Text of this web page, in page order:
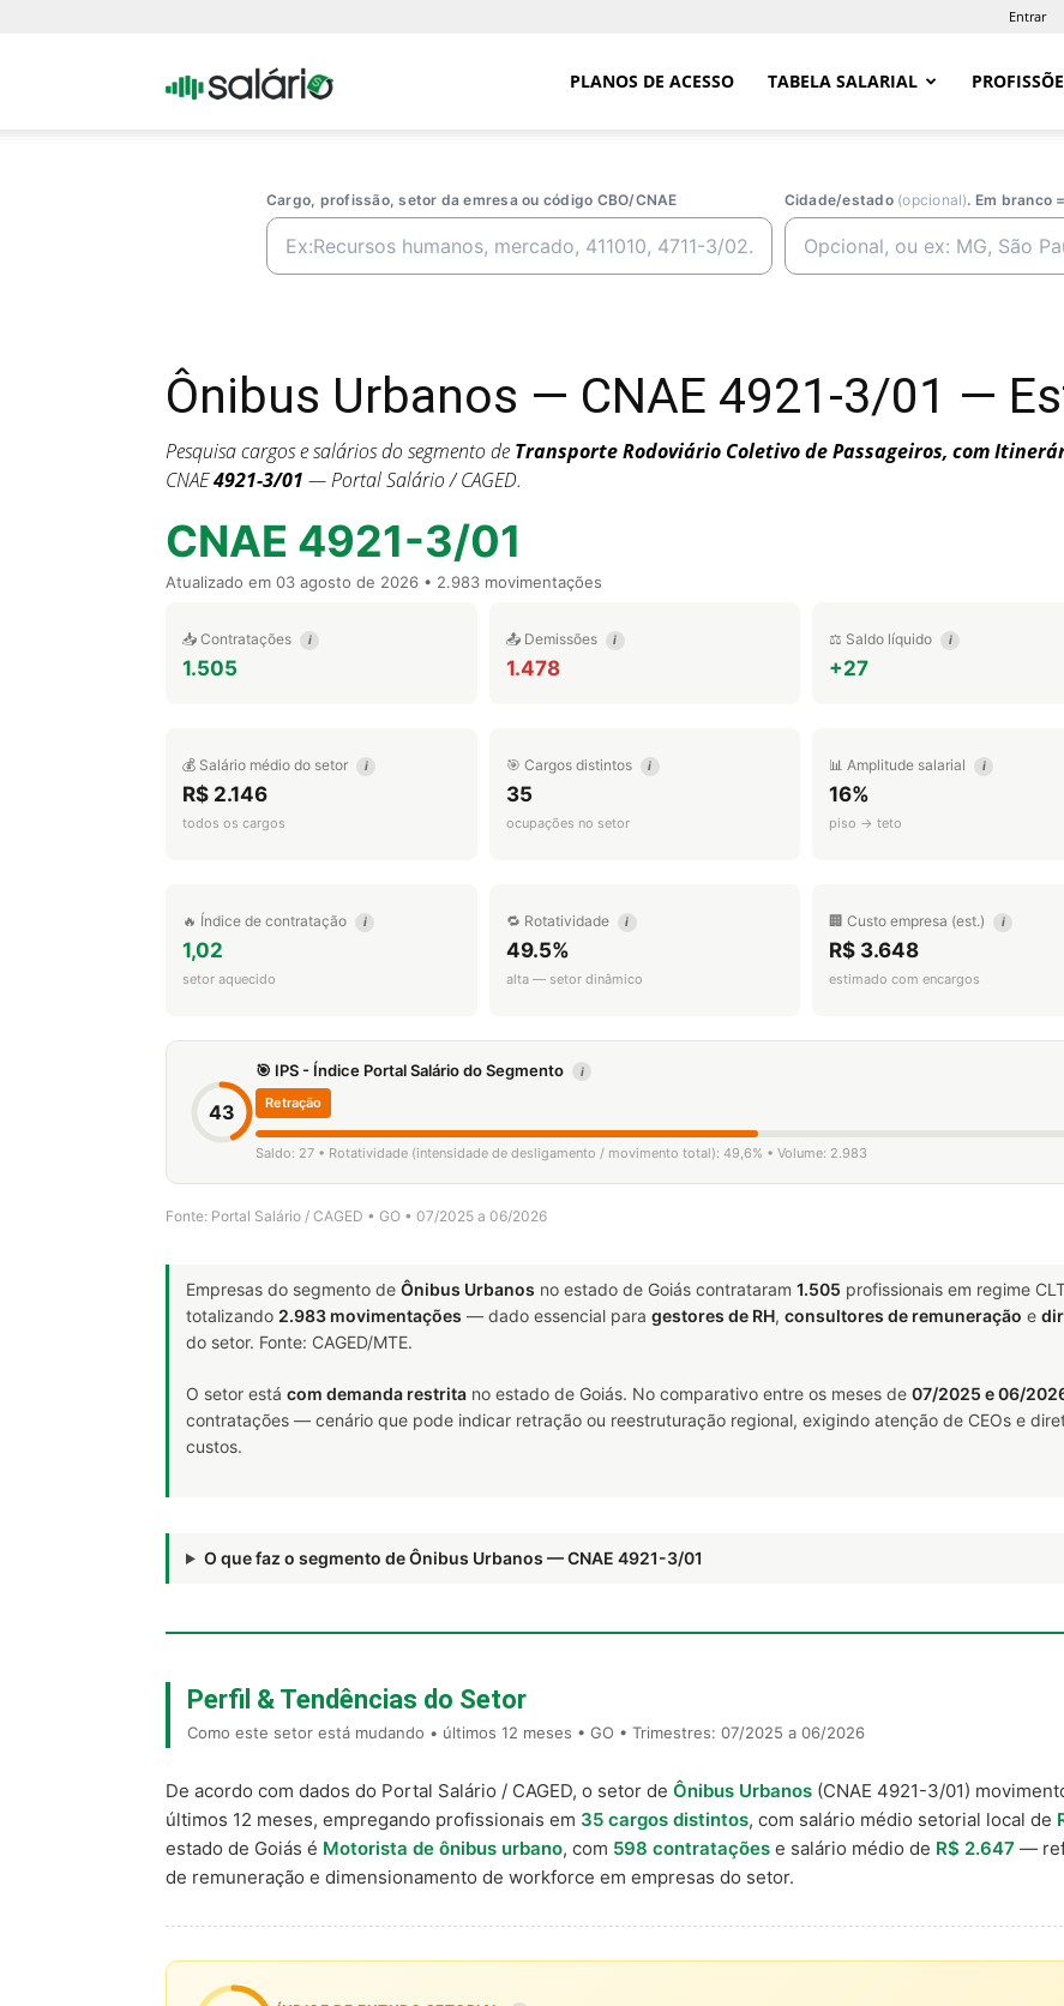
Entrar
Portal PLANOS DE ACESSO TABELA SALARIAL
Cargo, profissão, setor da emresa ou código CBO/CNAE Cidade/estado (opcional). Em branco
Ônibus Urbanos — CNAE 4921-3/01 —
Pesquisa cargos e salários do segmento de Transporte Rodoviário Coletivo de Passageiros, com
CNAE4921-3/01 — Portal Salário / CAGED.
CNAE 4921-3/01
Atualizado em 03 agosto de 2026 • 2.983 movimentações
📥 Contratações i
1.505
📤 Demissões i
1.478
⚖️ Saldo líquido i
+27
💰 Salário médio do setor i
R$ 2.146
todos os cargos
🎯 Cargos distintos i
35
ocupações no setor
📊 Amplitude salarial i
16%
piso → teto
🔥 Índice de contratação i
1,02
setor aquecido
🔁 Rotatividade i
49.5%
alta — setor dinâmico
🏢 Custo empresa (est.) i
R$ 3.648
estimado com encargos
43
🎯 IPS - Índice Portal Salário do Segmento i
Retração
Saldo: 27 • Rotatividade (intensidade de desligamento / movimento total): 49,6% • Volume: 2.983
Fonte: Portal Salário / CAGED • GO • 07/2025 a 06/2026
Empresas do segmento de Ônibus Urbanos no estado de Goiás contrataram 1.505 profissionais em regime
totalizando 2.983 movimentações — dado essencial para gestores de RH, consultores de remuneração e
do setor. Fonte: CAGED/MTE.
O setor está com demanda restrita no estado de Goiás. No comparativo entre os meses de 07/2025 e 06/
contratações — cenário que pode indicar retração ou reestruturação regional, exigindo atenção de CEOs e
custos.
O que faz o segmento de Ônibus Urbanos — CNAE 4921-3/01
Perfil & Tendências do Setor
Como este setor está mudando • últimos 12 meses • GO • Trimestres: 07/2025 a 06/2026
De acordo com dados do Portal Salário / CAGED, o setor de Ônibus Urbanos (CNAE 4921-3/01)
últimos 12 meses, empregando profissionais em 35 cargos distintos, com salário médio setorial local de
estado de Goiás é Motorista de ônibus urbano, com 598 contratações e salário médio de R$ 2.647 —
de remuneração e dimensionamento de workforce em empresas do setor.